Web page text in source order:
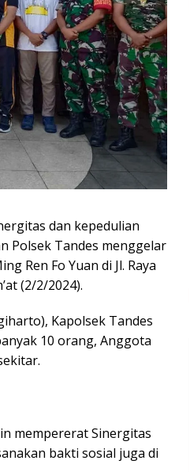
dan kepedulian
Polsek Tandes menggelar
Ren Fo Yuan di Jl. Raya
(2/2/2024).
Kapolsek Tandes
10 orang, Anggota
mempererat Sinergitas
bakti sosial juga di